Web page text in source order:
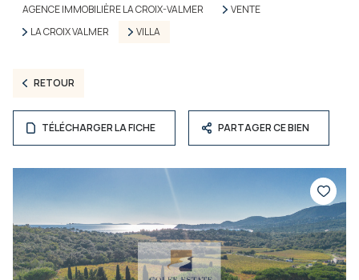
AGENCE IMMOBILIÈRE LA CROIX-VALMER
VENTE
LA CROIX VALMER
VILLA
RETOUR
TÉLÉCHARGER LA FICHE PARTAGER CE BIEN